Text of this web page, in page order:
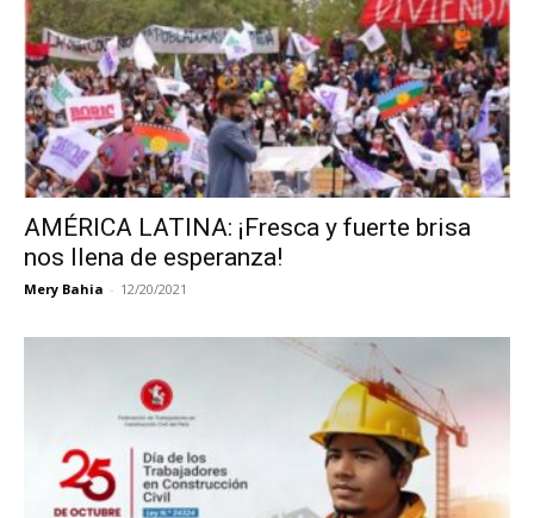
AMÉRICA LATINA: ¡Fresca y fuerte brisa
nos llena de esperanza!
Mery Bahia - 12/20/2021